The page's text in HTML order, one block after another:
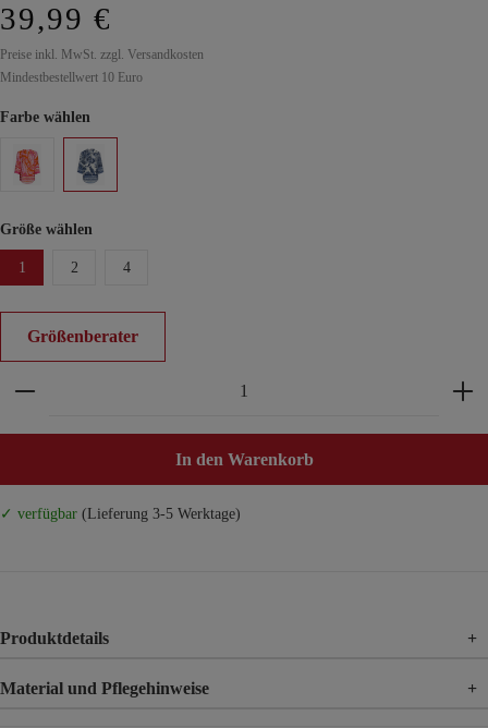
39,99 €
Preise inkl. MwSt. zzgl. Versandkosten
Mindestbestellwert 10 Euro
Farbe wählen
Größe wählen
1 2 4
Größenberater
Produkt Anzahl: Gib den gewünschten Wert ein
In den Warenkorb
✓ verfügbar (Lieferung 3-5 Werktage)
Produktdetails +
Material und Pflegehinweise +